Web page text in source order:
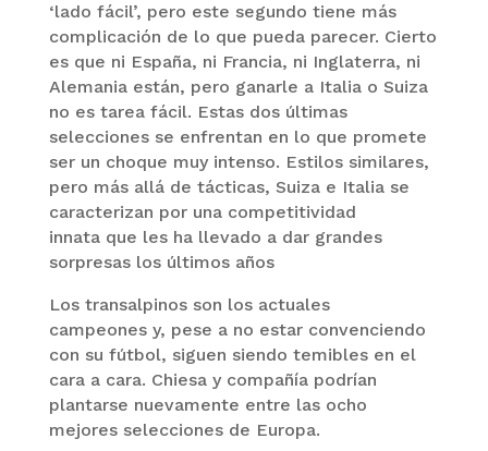
‘lado fácil’, pero este segundo tiene más
complicación de lo que pueda parecer. Cierto
es que ni España, ni Francia, ni Inglaterra, ni
Alemania están, pero ganarle a Italia o Suiza
no es tarea fácil. Estas dos últimas
selecciones se enfrentan en lo que promete
ser un choque muy intenso. Estilos similares,
pero más allá de tácticas, Suiza e Italia se
caracterizan por una competitividad
innata que les ha llevado a dar grandes
sorpresas los últimos años
Los transalpinos son los actuales
campeones y, pese a no estar convenciendo
con su fútbol, siguen siendo temibles en el
cara a cara. Chiesa y compañía podrían
plantarse nuevamente entre las ocho
mejores selecciones de Europa.